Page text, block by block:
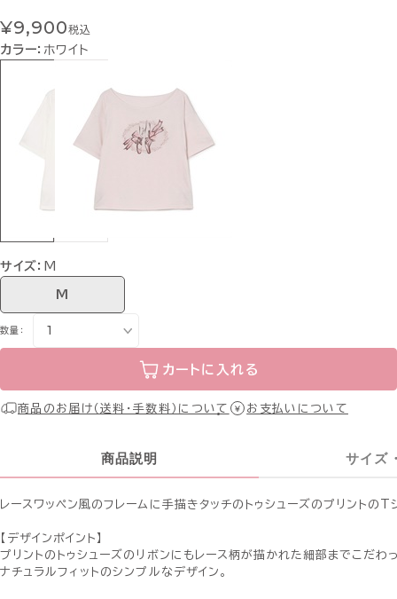
¥9,900税込
カラー： ホワイト
サイズ： M
M
数量：
カートに入れる
商品のお届け（送料・手数料）について お支払いについて
商品説明 サイズ
レースワッペン風のフレームに手描きタッチのトゥシューズのプリントのT
【デザインポイント】
プリントのトゥシューズのリボンにもレース柄が描かれた細部までこだわ
ナチュラルフィットのシンプルなデザイン。